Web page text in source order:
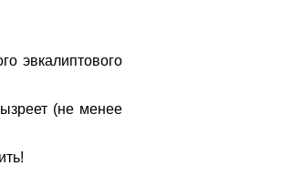
эвкалиптового
(не менее